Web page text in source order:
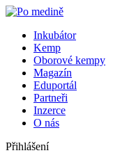
Inkubátor
Kemp
Oborové kempy
Magazín
Eduportál
Partneři
Inzerce
O nás
Přihlášení